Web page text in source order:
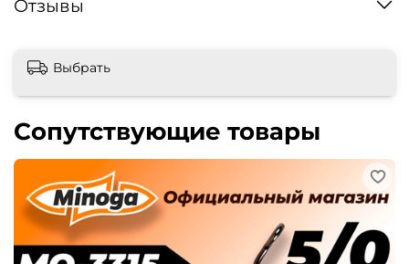
Отзывы
Выбрать
Сопутствующие товары